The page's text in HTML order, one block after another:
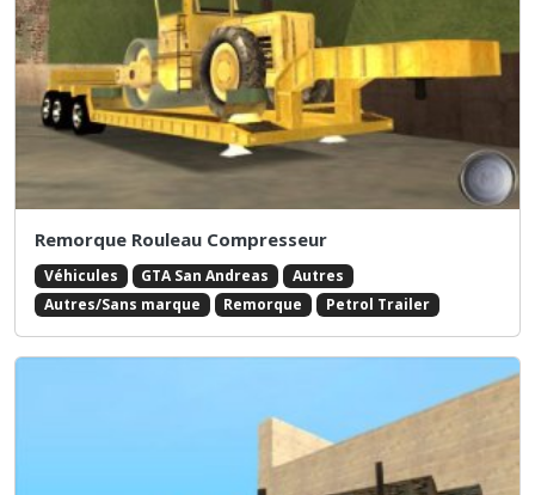
Remorque Rouleau Compresseur
Véhicules GTA San Andreas
Autres
Autres/Sans marque
Remorque Petrol Trailer